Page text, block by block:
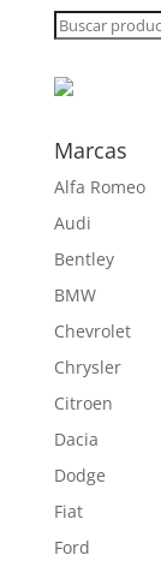
Buscar
Marcas
Alfa Romeo
Audi
Bentley
BMW
Chevrolet
Chrysler
Citroen
Dacia
Dodge
Fiat
Ford